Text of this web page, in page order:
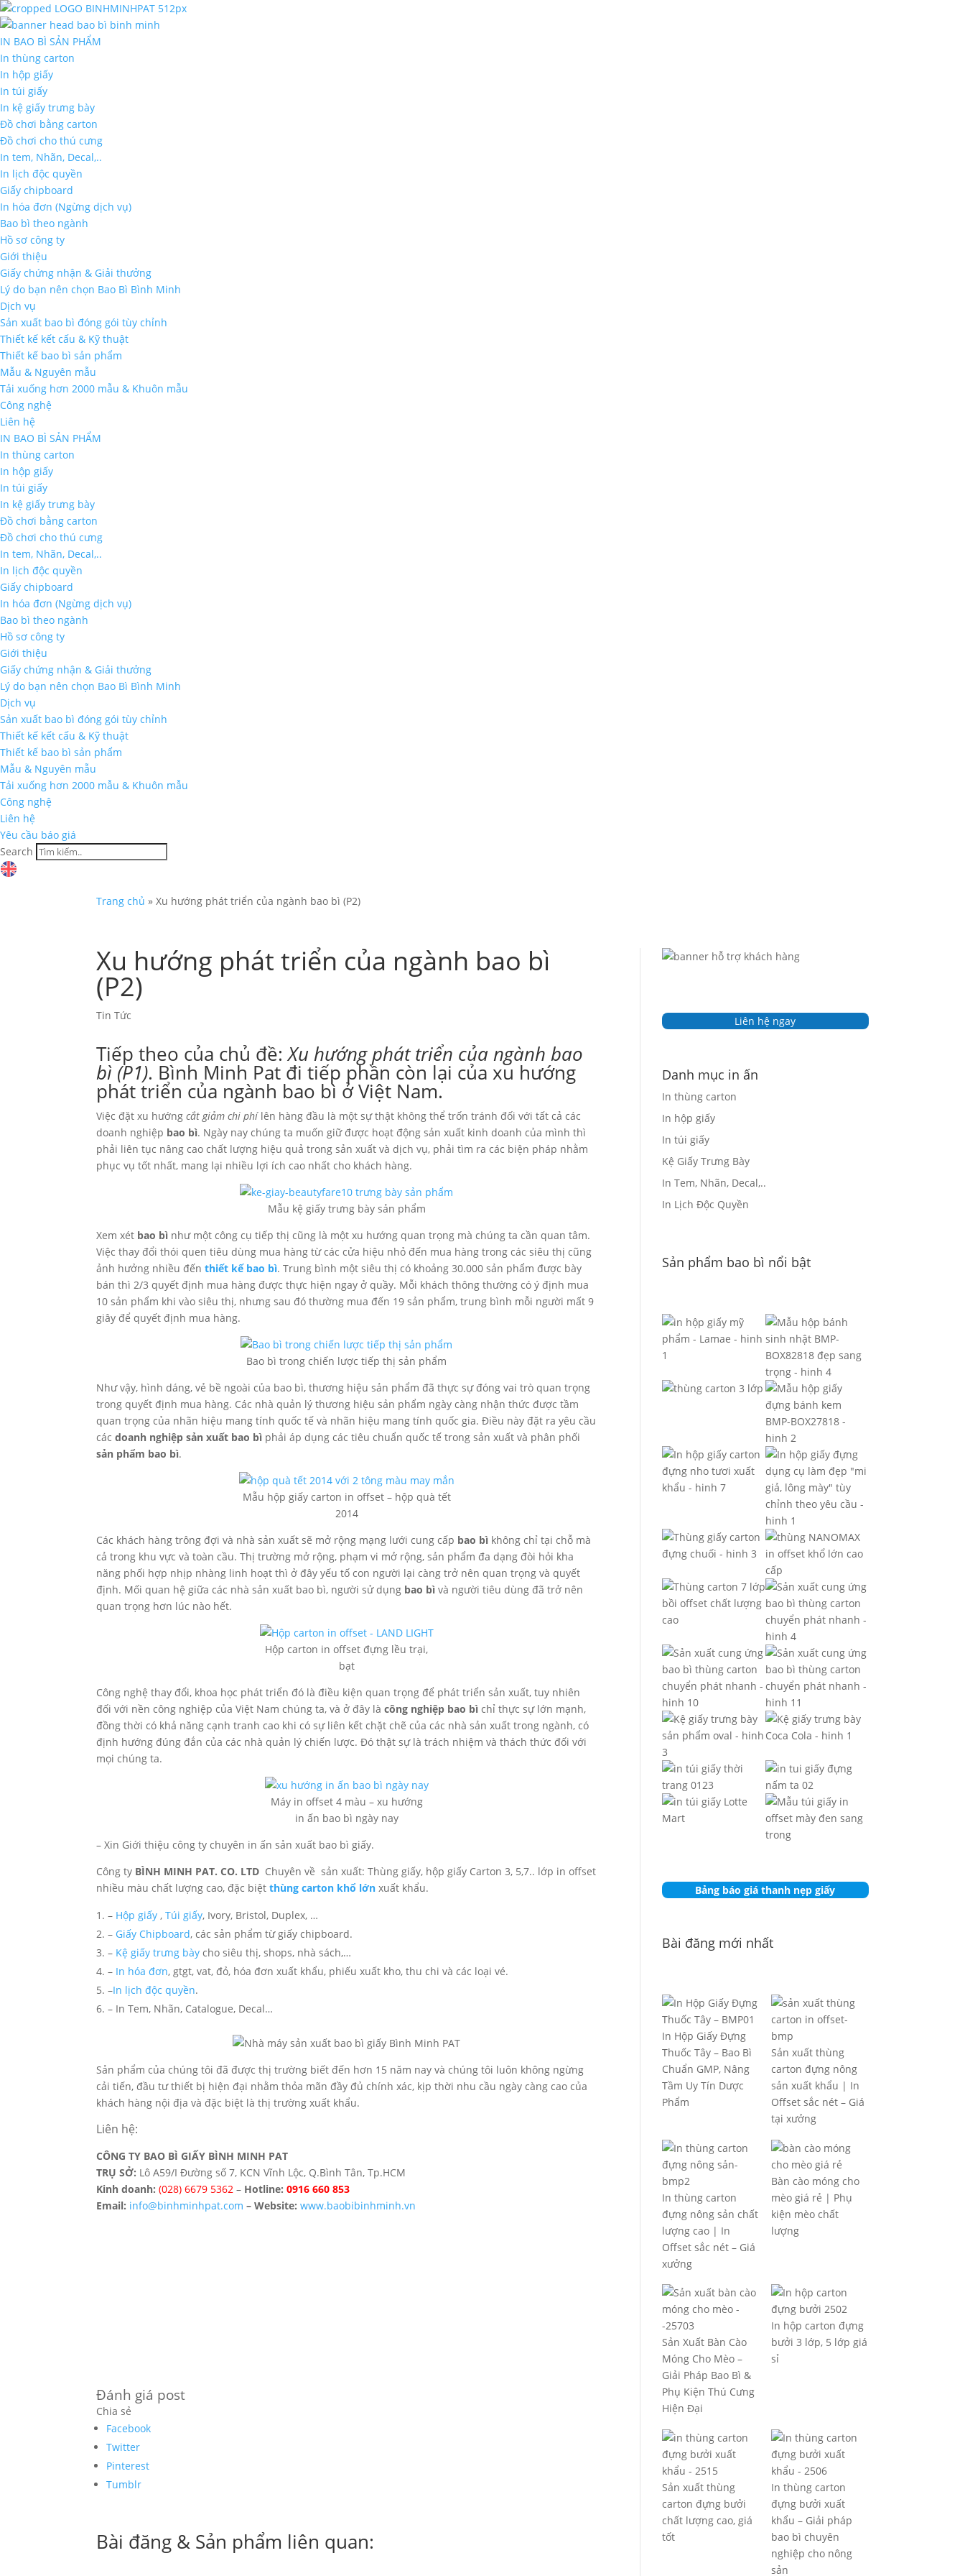
IN BAO BÌ SẢN PHẨM
In thùng carton
In hộp giấy
In túi giấy
In kệ giấy trưng bày
Đồ chơi bằng carton
Đồ chơi cho thú cưng
In tem, Nhãn, Decal,..
In lịch độc quyền
Giấy chipboard
In hóa đơn (Ngừng dịch vụ)
Bao bì theo ngành
Hồ sơ công ty
Giới thiệu
Giấy chứng nhận & Giải thưởng
Lý do bạn nên chọn Bao Bì Bình Minh
Dịch vụ
Sản xuất bao bì đóng gói tùy chỉnh
Thiết kế kết cấu & Kỹ thuật
Thiết kế bao bì sản phẩm
Mẫu & Nguyên mẫu
Tải xuống hơn 2000 mẫu & Khuôn mẫu
Công nghệ
Liên hệ
IN BAO BÌ SẢN PHẨM
In thùng carton
In hộp giấy
In túi giấy
In kệ giấy trưng bày
Đồ chơi bằng carton
Đồ chơi cho thú cưng
In tem, Nhãn, Decal,..
In lịch độc quyền
Giấy chipboard
In hóa đơn (Ngừng dịch vụ)
Bao bì theo ngành
Hồ sơ công ty
Giới thiệu
Giấy chứng nhận & Giải thưởng
Lý do bạn nên chọn Bao Bì Bình Minh
Dịch vụ
Sản xuất bao bì đóng gói tùy chỉnh
Thiết kế kết cấu & Kỹ thuật
Thiết kế bao bì sản phẩm
Mẫu & Nguyên mẫu
Tải xuống hơn 2000 mẫu & Khuôn mẫu
Công nghệ
Liên hệ
Yêu cầu báo giá
Search
Trang chủ »Xu hướng phát triển của ngành bao bì (P2)
Xu hướng phát triển của ngành bao bì
(P2)
Tin Tức
Tiếp theo của chủ đề:Xu hướng phát triển của ngành bao
bì (P1). Bình Minh Pat đi tiếp phần còn lại của xu hướng
phát triển của ngành bao bì ở Việt Nam.
Việc đặt xu hướngcắt giảm chi phílên hàng đầu là một sự thật không thể trốn tránh đối với tất cả các
doanh nghiệp bao bì. Ngày nay chúng ta muốn giữ được hoạt động sản xuất kinh doanh của mình thì
phải liên tục nâng cao chất lượng hiệu quả trong sản xuất và dịch vụ, phải tìm ra các biện pháp nhằm
phục vụ tốt nhất, mang lại nhiều lợi ích cao nhất cho khách hàng.
Mẫu kệ giấy trưng bày sản phẩm
Xem xét bao bì như một công cụ tiếp thị cũng là một xu hướng quan trọng mà chúng ta cần quan tâm.
Việc thay đổi thói quen tiêu dùng mua hàng từ các cửa hiệu nhỏ đến mua hàng trong các siêu thị cũng
ảnh hưởng nhiều đếnthiết kế bao bì. Trung bình một siêu thị có khoảng 30.000 sản phẩm được bày
bán thì 2/3 quyết định mua hàng được thực hiện ngay ở quầy. Mỗi khách thông thường có ý định mua
10 sản phẩm khi vào siêu thị, nhưng sau đó thường mua đến 19 sản phẩm, trung bình mỗi người mất 9
giây để quyết định mua hàng.
Bao bì trong chiến lược tiếp thị sản phẩm
Như vậy, hình dáng, vẻ bề ngoài của bao bì, thương hiệu sản phẩm đã thực sự đóng vai trò quan trọng
trong quyết định mua hàng. Các nhà quản lý thương hiệu sản phẩm ngày càng nhận thức được tầm
quan trọng của nhãn hiệu mang tính quốc tế và nhãn hiệu mang tính quốc gia. Điều này đặt ra yêu cầu
cácdoanh nghiệp sản xuất bao bì phải áp dụng các tiêu chuẩn quốc tế trong sản xuất và phân phối
sản phẩm bao bì.
Mẫu hộp giấy carton in offset – hộp quà tết
2014
Các khách hàng trông đợi và nhà sản xuất sẽ mở rộng mạng lưới cung cấp bao bì không chỉ tại chỗ mà
cả trong khu vực và toàn cầu. Thị trường mở rộng, phạm vi mở rộng, sản phẩm đa dạng đòi hỏi kha
năng phối hợp nhịp nhàng linh hoạt thì ở đây yếu tố con người lại càng trở nên quan trọng và quyết
định. Mối quan hệ giữa các nhà sản xuất bao bì, người sử dụng bao bì và người tiêu dùng đã trở nên
quan trọng hơn lúc nào hết.
Hộp carton in offset đựng lều trại,
bạt
Công nghệ thay đổi, khoa học phát triển đó là điều kiện quan trọng để phát triển sản xuất, tuy nhiên
đối với nền công nghiệp của Việt Nam chúng ta, và ở đây làcông nghiệp bao bì chỉ thực sự lớn mạnh,
đồng thời có khả năng cạnh tranh cao khi có sự liên kết chặt chẽ của các nhà sản xuất trong ngành, có
định hướng đúng đắn của các nhà quản lý chiến lược. Đó thật sự là trách nhiệm và thách thức đối với
mọi chúng ta.
Máy in offset 4 màu – xu hướng
in ấn bao bì ngày nay
– Xin Giới thiệu công ty chuyên in ấn sản xuất bao bì giấy.
Công ty BÌNH MINH PAT. CO. LTD Chuyên về sản xuất: Thùng giấy, hộp giấy Carton 3, 5,7.. lớp in offset
nhiều màu chất lượng cao, đặc biệtthùng carton khổ lớn xuất khẩu.
– Hộp giấy ,Túi giấy, Ivory, Bristol, Duplex, …
– Giấy Chipboard, các sản phẩm từ giấy chipboard.
– Kệ giấy trưng bày cho siêu thị, shops, nhà sách,…
– In hóa đơn, gtgt, vat, đỏ, hóa đơn xuất khẩu, phiếu xuất kho, thu chi và các loại vé.
–In lịch độc quyền.
– In Tem, Nhãn, Catalogue, Decal…
Sản phẩm của chúng tôi đã được thị trường biết đến hơn 15 năm nay và chúng tôi luôn không ngừng
cải tiến, đầu tư thiết bị hiện đại nhằm thỏa mãn đầy đủ chính xác, kịp thời nhu cầu ngày càng cao của
khách hàng nội địa và đặc biệt là thị trường xuất khẩu.
Liên hệ:
CÔNG TY BAO BÌ GIẤY BÌNH MINH PAT
TRỤ SỞ: Lô A59/I Đường số 7, KCN Vĩnh Lộc, Q.Bình Tân, Tp.HCM
Kinh doanh: (028) 6679 5362 – Hotline: 0916 660 853
Email: info@binhminhpat.com – Website:www.baobibinhminh.vn
Đánh giá post
Chia sẻ
Facebook
Twitter
Pinterest
Tumblr
Bài đăng & Sản phẩm liên quan:
Liên hệ ngay
Danh mục in ấn
In thùng carton
In hộp giấy
In túi giấy
Kệ Giấy Trưng Bày
In Tem, Nhãn, Decal,..
In Lịch Độc Quyền
Sản phẩm bao bì nổi bật
Bảng báo giá thanh nẹp giấy
Bài đăng mới nhất
In Hộp Giấy Đựng
Thuốc Tây – Bao Bì
Chuẩn GMP, Nâng
Tầm Uy Tín Dược
Phẩm
Sản xuất thùng
carton đựng nông
sản xuất khẩu | In
Offset sắc nét – Giá
tại xưởng
In thùng carton
đựng nông sản chất
lượng cao | In
Offset sắc nét – Giá
xưởng
Bàn cào móng cho
mèo giá rẻ | Phụ
kiện mèo chất
lượng
Sản Xuất Bàn Cào
Móng Cho Mèo –
Giải Pháp Bao Bì &
Phụ Kiện Thú Cưng
Hiện Đại
In hộp carton đựng
bưởi 3 lớp, 5 lớp giá
sỉ
Sản xuất thùng
carton đựng bưởi
chất lượng cao, giá
tốt
In thùng carton
đựng bưởi xuất
khẩu – Giải pháp
bao bì chuyên
nghiệp cho nông
sản